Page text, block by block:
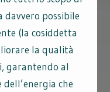
davvero possibile
(la cosiddetta
la qualità
garantendo al
che